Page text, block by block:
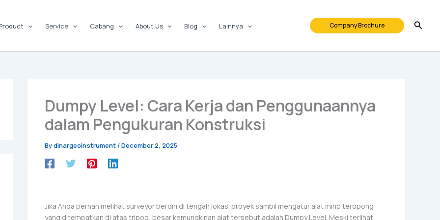
Service Cabang About Us Blog Lainnya Company Brochure
Dumpy Level: Cara Kerja dan Penggunaannya
dalam Pengukuran Konstruksi
Bydinargeoinstrument /December 2, 2025
Jika Anda pernah melihat surveyor berdiri di tengah lokasi proyek sambil mengatur alat mirip teropong
yang ditempatkan di atas tripod, besar kemungkinan alat tersebut adalah Dumpy Level. Meski terlihat